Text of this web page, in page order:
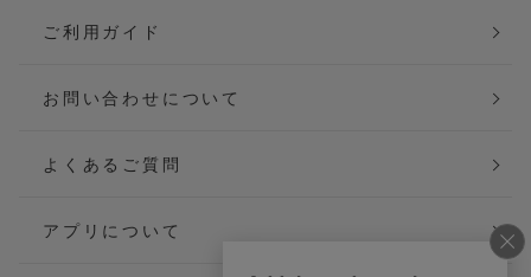
ご利用ガイド
お問い合わせについて
よくあるご質問
アプリについて